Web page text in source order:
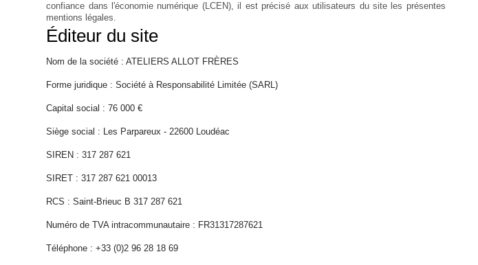
Maison
Allot
Projets
confiance dans l'économie numérique (LCEN), il est précisé aux utilisateurs du site les présentes
mentions légales.
Éditeur du site
Nom de la société : ATELIERS ALLOT FRÈRES
Forme juridique : Société à Responsabilité Limitée (SARL)
Capital social : 76 000 €
Siège social : Les Parpareux - 22600 Loudéac
SIREN : 317 287 621
SIRET : 317 287 621 00013
RCS : Saint-Brieuc B 317 287 621
Numéro de TVA intracommunautaire : FR31317287621
Téléphone : +33 (0)2 96 28 18 69